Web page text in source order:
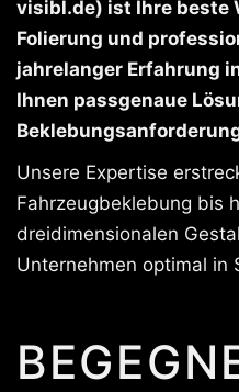
visibl.de) ist Ihre beste
Folierung und
jahrelanger Erfahrung
Ihnen passgenaue
Unsere Expertise
Fahrzeugbeklebung bis
dreidimensionalen
Unternehmen optimal in